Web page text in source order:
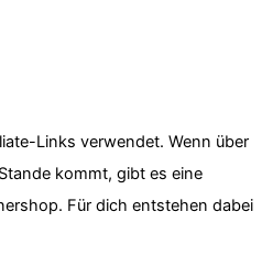
Links verwendet. Wenn über
kommt, gibt es eine
Für dich entstehen dabei